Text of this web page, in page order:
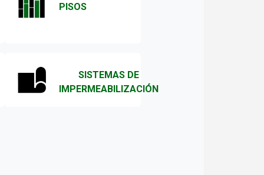
PISOS
SISTEMAS DE
IMPERMEABILIZACIÓN